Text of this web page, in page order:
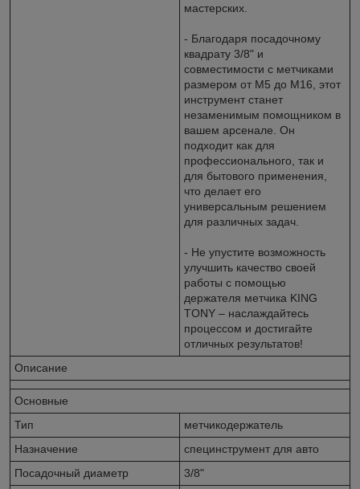
мастерских.
- Благодаря посадочному
квадрату 3/8" и
совместимости с метчиками
размером от М5 до М16, этот
инструмент станет
незаменимым помощником в
вашем арсенале. Он
подходит как для
профессионального, так и
для бытового применения,
что делает его
универсальным решением
для различных задач.
- Не упустите возможность
улучшить качество своей
работы с помощью
держателя метчика KING
TONY – наслаждайтесь
процессом и достигайте
отличных результатов!
Описание
Основные
Тип
метчикодержатель
Назначение
специнструмент для авто
Посадочный диаметр
3/8"